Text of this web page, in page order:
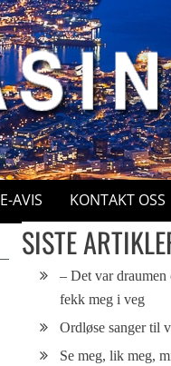
E-AVIS KONTAKT OSS
SISTE
– Det var
fekk meg i veg
Ordløse sanger til
Se meg, lik meg,